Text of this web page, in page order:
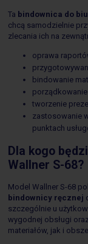
Ta bindownica do
chcą samodzielnie
zlecania ich na
oprawa
bindowanie
tworzenie
zastosowanie
punktach
Dla kogo
Wallner S-68?
Model Wallner S-68
bindownicy ręcznej
szczególnie u
wygodnej obsługi
materiałów, jak i